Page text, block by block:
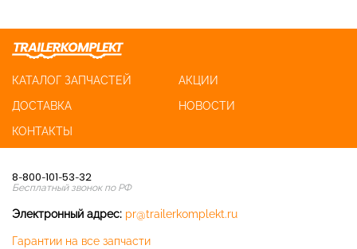
КАТАЛОГ ЗАПЧАСТЕЙ
АКЦИИ
ДОСТАВКА
НОВОСТИ
КОНТАКТЫ
8-800-101-53-32
Бесплатный звонок по РФ
Электронный адрес: pr@trailerkomplekt.ru
Гарантии на все запчасти